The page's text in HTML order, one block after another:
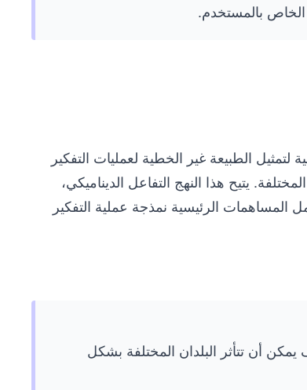
الخاص بالمستخدم.
الطبيعة غير الخطية لعمليات التفكير
يتيح هذا النهج التفاعل الديناميكي،
المساهمات الرئيسية نمذجة عملية التفكير
يمكن أن تتأثر البلدان المختلفة بشكل